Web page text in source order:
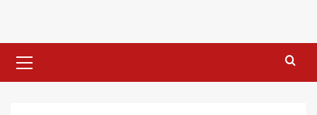
content
Menu